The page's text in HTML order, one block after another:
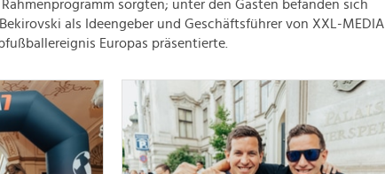
sorgten; unter den Gästen befanden sich
als Ideengeber und Geschäftsführer von XXL-MEDIA
Europas präsentierte.